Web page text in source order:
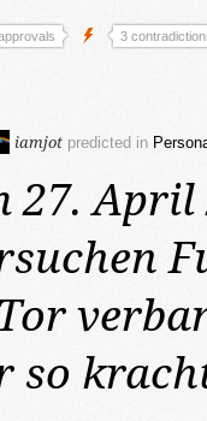
3
iamjot predicted in
27. April
so